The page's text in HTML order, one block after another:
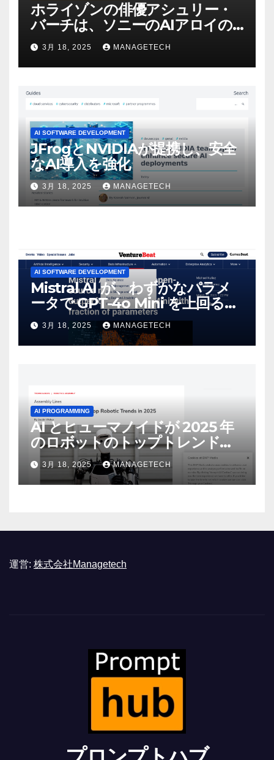
ホライゾンの俳優アシュリー・
バーチは、ソニーのAIアロイの
ビデオを見て「ゲームパフォー
マンスという芸術形式に不安を
感じた」と語る – IGN
3月 18, 2025 MANAGETECH
AI SOFTWARE DEVELOPMENT
JFrogとNVIDIAが提携し、安全
なAI導入を強化
3月 18, 2025 MANAGETECH
AI SOFTWARE DEVELOPMENT
Mistral AI が、わずかなパラメ
ータで GPT-4o Mini を上回る新
しいオープンソース モデルをリ
リース | VentureBeat
3月 18, 2025 MANAGETECH
AI PROGRAMMING
AI とヒューマノイドが 2025 年
のロボットのトップトレンドに |
ASSEMBLY
3月 18, 2025 MANAGETECH
運営: 株式会社Managetech